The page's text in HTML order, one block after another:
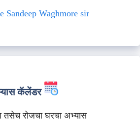
Sandeep Waghmore sir
कॅलेंडर
तसेच रोजचा घरचा अभ्यास